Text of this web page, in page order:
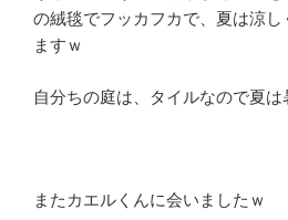
の絨毯でフッカフカで、夏は涼
ますｗ
自分ちの庭は、タイルなので夏
またカエルくんに会いましたｗ